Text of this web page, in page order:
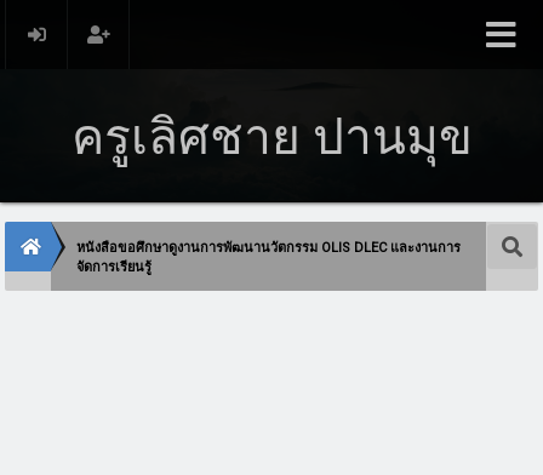
ครูเลิศชาย ปานมุข
หนังสือขอศึกษาดูงานการพัฒนานวัตกรรม OLIS DLEC และงานการ
จัดการเรียนรู้